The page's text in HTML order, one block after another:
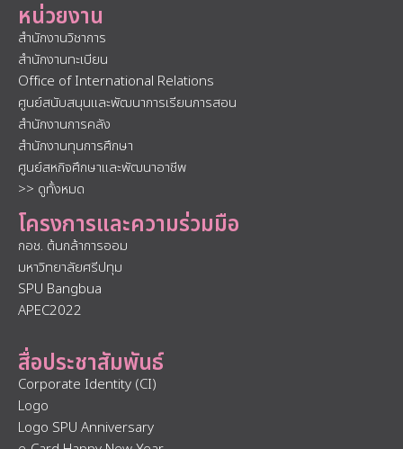
หน่วยงาน
สำนักงานวิชาการ
สำนักงานทะเบียน
Office of International Relations
ศูนย์สนับสนุนและพัฒนาการเรียนการสอน
สำนักงานการคลัง
สำนักงานทุนการศึกษา
ศูนย์สหกิจศึกษาและพัฒนาอาชีพ
>> ดูทั้งหมด
โครงการและความร่วมมือ
กอช. ต้นกล้าการออม
มหาวิทยาลัยศรีปทุม
SPU Bangbua
APEC2022
สื่อประชาสัมพันธ์
Corporate Identity (CI)
Logo
Logo SPU Anniversary